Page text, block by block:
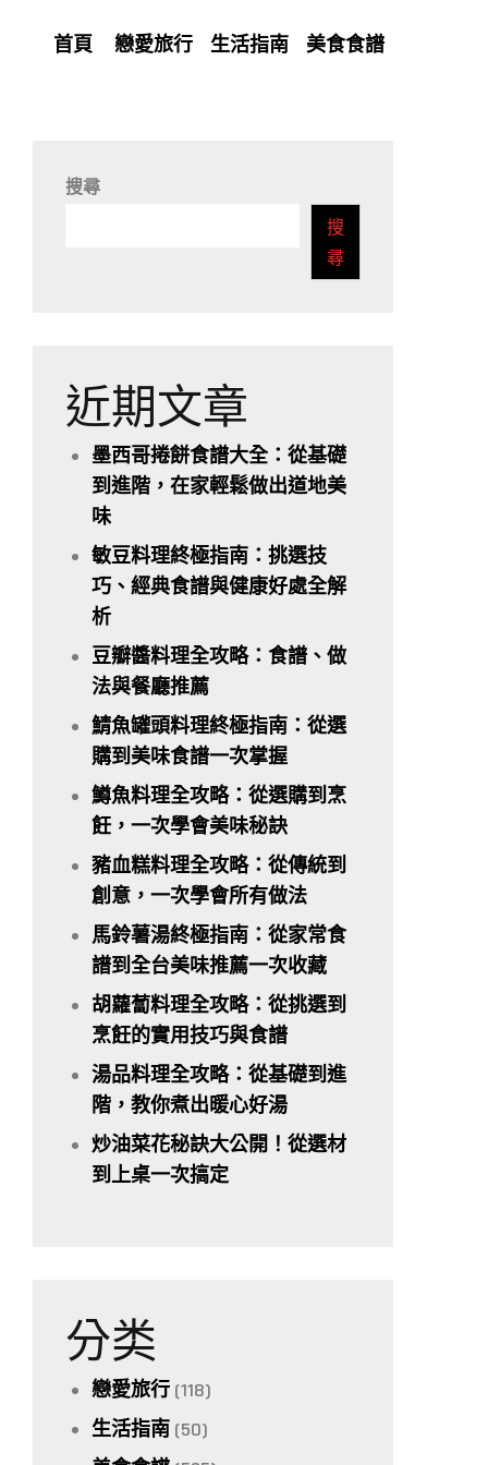
首頁 戀愛旅行 生活指南 美食食譜
搜尋
搜
尋
近期文章
墨西哥捲餅食譜大全：從基礎
到進階，在家輕鬆做出道地美
味
敏豆料理終極指南：挑選技
巧、經典食譜與健康好處全解
析
豆瓣醬料理全攻略：食譜、做
法與餐廳推薦
鯖魚罐頭料理終極指南：從選
購到美味食譜一次掌握
鱒魚料理全攻略：從選購到烹
飪，一次學會美味秘訣
豬血糕料理全攻略：從傳統到
創意，一次學會所有做法
馬鈴薯湯終極指南：從家常食
譜到全台美味推薦一次收藏
胡蘿蔔料理全攻略：從挑選到
烹飪的實用技巧與食譜
湯品料理全攻略：從基礎到進
階，教你煮出暖心好湯
炒油菜花秘訣大公開！從選材
到上桌一次搞定
分类
戀愛旅行 (118)
生活指南 (50)